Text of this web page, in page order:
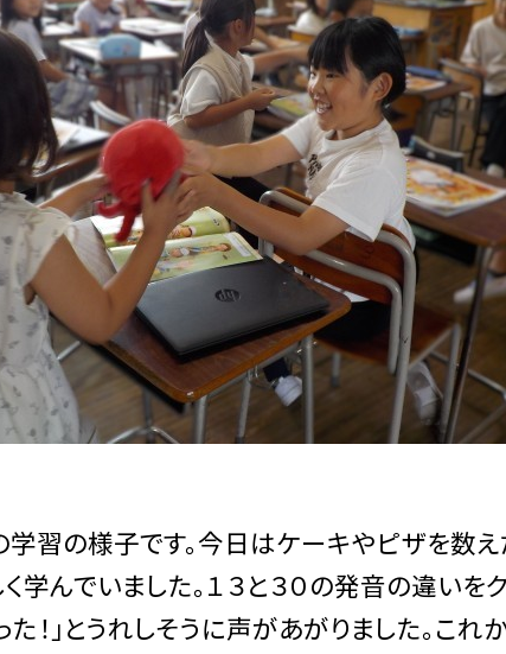
習の様子です。今日はケーキやピザを数え
学んでいました。１３と３０の発音の違いを
！」とうれしそうに声があがりました。こ